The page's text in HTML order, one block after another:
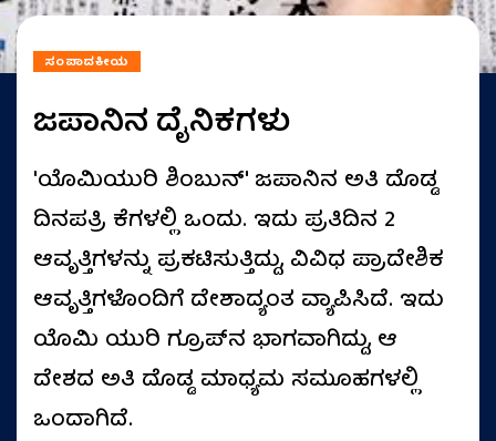
ಸಂಪಾದಕೀಯ
ಜಪಾನಿನ ದೈನಿಕಗಳು
'ಯೊಮಿಯುರಿ ಶಿಂಬುನ್' ಜಪಾನಿನ ಅತಿ ದೊಡ್ಡ
ದಿನಪತ್ರಿ ಕೆಗಳಲ್ಲಿ ಒಂದು. ಇದು ಪ್ರತಿದಿನ 2
ಆವೃತ್ತಿಗಳನ್ನು ಪ್ರಕಟಿಸುತ್ತಿದ್ದು, ವಿವಿಧ ಪ್ರಾದೇಶಿಕ
ಆವೃತ್ತಿಗಳೊಂದಿಗೆ ದೇಶಾದ್ಯಂತ ವ್ಯಾಪಿಸಿದೆ. ಇದು
ಯೊಮಿ ಯುರಿ ಗ್ರೂಪ್‌ನ ಭಾಗವಾಗಿದ್ದು, ಆ
ದೇಶದ ಅತಿ ದೊಡ್ಡ ಮಾಧ್ಯಮ ಸಮೂಹಗಳಲ್ಲಿ
ಒಂದಾಗಿದೆ.